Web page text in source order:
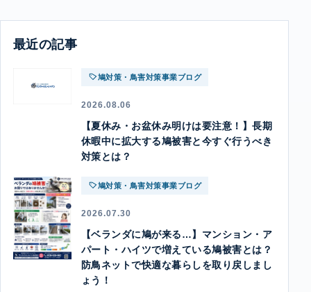
最近の記事
鳩対策・鳥害対策事業ブログ
2026.08.06
【夏休み・お盆休み明けは要注意！】長期
休暇中に拡大する鳩被害と今すぐ行うべき
対策とは？
鳩対策・鳥害対策事業ブログ
2026.07.30
【ベランダに鳩が来る…】マンション・ア
パート・ハイツで増えている鳩被害とは？
防鳥ネットで快適な暮らしを取り戻しまし
ょう！